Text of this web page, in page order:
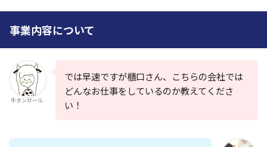
事業内容について
牛タンガール
では早速ですが櫃口さん、こちらの会社では
どんなお仕事をしているのか教えてくださ
い！